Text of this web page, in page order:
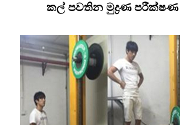
කල් පවතින මුද්‍රණ පරීක්ෂණ